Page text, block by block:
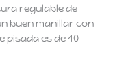
regulable de
buen manillar con
pisada es de 40